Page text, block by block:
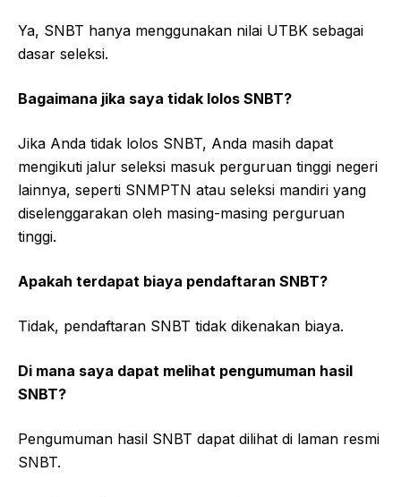
Ya, SNBT hanya menggunakan nilai UTBK sebagai
dasar seleksi.
Bagaimana jika saya tidak lolos SNBT?
Jika Anda tidak lolos SNBT, Anda masih dapat
mengikuti jalur seleksi masuk perguruan tinggi negeri
lainnya, seperti SNMPTN atau seleksi mandiri yang
diselenggarakan oleh masing-masing perguruan
tinggi.
Apakah terdapat biaya pendaftaran SNBT?
Tidak, pendaftaran SNBT tidak dikenakan biaya.
Di mana saya dapat melihat pengumuman hasil
SNBT?
Pengumuman hasil SNBT dapat dilihat di laman resmi
SNBT.